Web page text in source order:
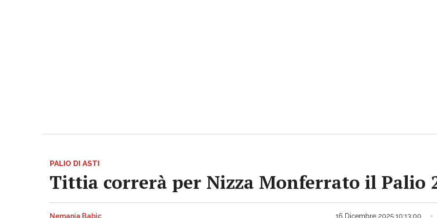
PALIO DI ASTI
Tittia correrà per Nizza Monferrato il Palio
Nemanja Babic 16 Dicembre 2025 10:13:00